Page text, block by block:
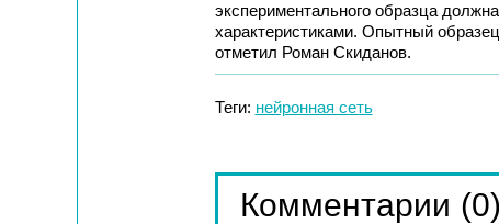
экспериментального образца
характеристиками. Опытный
отметил Роман Скиданов.
Теги: нейронная сеть
Комментарии (0)